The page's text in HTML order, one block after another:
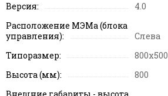
Версия:
4.0
Расположение МЭМа (блока
управления):
Слева
Типоразмер:
800x500
Высота (мм):
800